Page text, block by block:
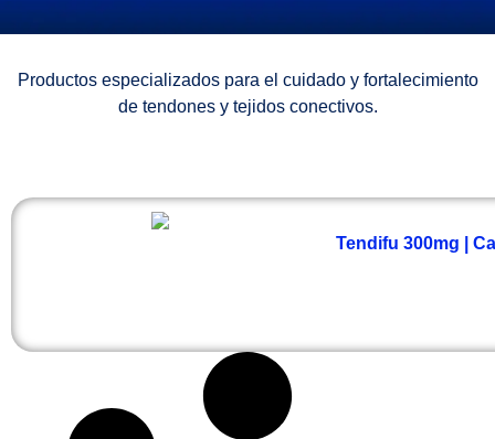
Productos especializados para el cuidado y fortalecimiento
de tendones y tejidos conectivos.
Tendifu 300mg |